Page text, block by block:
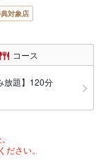
対象店
コース
放題】120分
さい。